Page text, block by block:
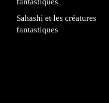
Sahashi et les créatures
fantastiques